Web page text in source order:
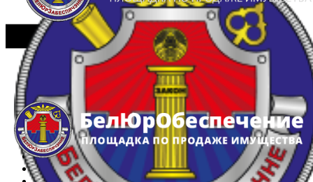
Главная
Арестованное имущество
Реестр несостоявшихся торгов
Реестр переоценок
Частное имущество
Государственное имущество